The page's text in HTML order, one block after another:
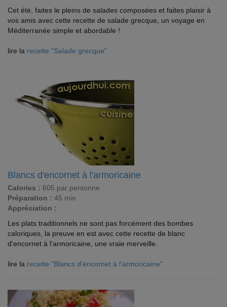
Cet été, faites le pleins de salades composées et faites plaisir à
vos amis avec cette recette de salade grecque, un voyage en
Méditerranée simple et abordable !
lire la recette "Salade grecque"
Blancs d'encornet à l'armoricaine
Calories : 605 par personne
Préparation : 45 min
Appréciation :
Les plats traditionnels ne sont pas forcément des bombes
caloriques, la preuve en est avec cette recette de blanc
d'encornet à l'armoricaine, une vraie merveille.
lire la recette "Blancs d'encornet à l'armoricaine"